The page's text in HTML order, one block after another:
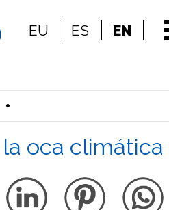
EU ES EN
•
oca climática